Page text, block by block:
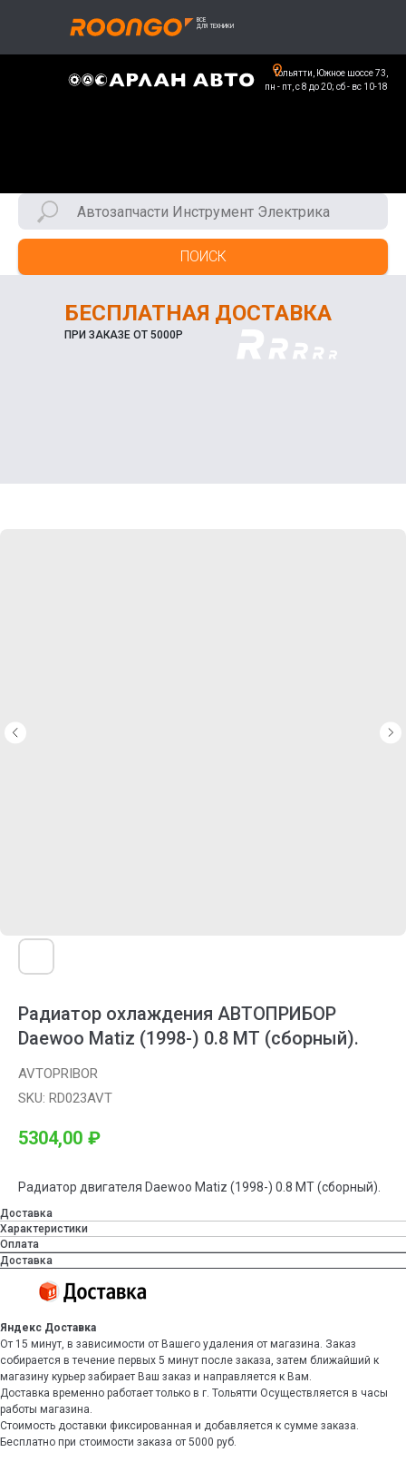
Тольятти, Южное шоссе 73,
пн - пт, с 8 до 20; сб - вс 10-18
ПОИСК
БЕСПЛАТНАЯ ДОСТАВКА
ПРИ ЗАКАЗЕ ОТ 5000Р
Радиатор охлаждения АВТОПРИБОР
Daewoo Matiz (1998-) 0.8 MT (сборный).
AVTOPRIBOR
SKU: RD023AVT
5304,00 ₽
Радиатор двигателя Daewoo Matiz (1998-) 0.8 MT (сборный).
Доставка
Характеристики
Оплата
Доставка
Яндекс Доставка
От 15 минут, в зависимости от Вашего удаления от магазина. Заказ
собирается в течение первых 5 минут после заказа, затем ближайший к
магазину курьер забирает Ваш заказ и направляется к Вам.
Доставка временно работает только в г. Тольятти Осуществляется в часы
работы магазина.
Стоимость доставки фиксированная и добавляется к сумме заказа.
Бесплатно при стоимости заказа от 5000 руб.